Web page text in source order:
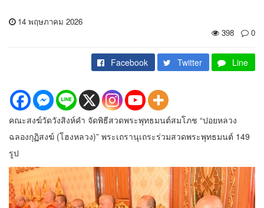
14 พฤษภาคม 2026
398
0
Facebook Twitter Line
คณะสงฆ์วัดวังสิงห์คำ จัดพิธีสวดพระพุทธมนต์สมโภช “ปอยหลวง
ฉลองกุฏิสงฆ์ (โฮงหลวง)” พระเถรานุเถระร่วมสวดพระพุทธมนต์ 149
รูป